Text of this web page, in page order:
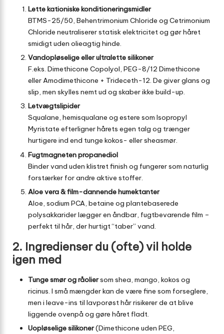
Lette kationiske konditioneringsmidler
BTMS-25/50, Behentrimonium Chloride og Cetrimonium
Chloride neutraliserer statisk elektricitet og gør håret
smidigt uden olieagtig hinde.
Vandopløselige eller ultralette silikoner
F.eks. Dimethicone Copolyol, PEG-8/12 Dimethicone
eller Amodimethicone + Trideceth-12. De giver glans og
slip, men skylles nemt ud og skaber ikke build-up.
Letvægtslipider
Squalane, hemisqualane og estere som Isopropyl
Myristate efterligner hårets egen talg og trænger
hurtigere ind end tunge kokos- eller sheasmør.
Fugtmagneten propanediol
Binder vand uden klistret finish og fungerer som naturlig
forstærker for andre aktive stoffer.
Aloe vera & film-dannende humektanter
Aloe, sodium PCA, betaine og plantebaserede
polysakkarider lægger en åndbar, fugtbevarende film –
perfekt til hår, der hurtigt “taber” vand.
2. Ingredienser du (ofte) vil holde
igen med
Tunge smør og råoliersom shea, mango, kokos og
ricinus. I små mængder kan de være fine som forseglere,
men i leave-ins til lavporøst hår risikerer de at blive
liggende ovenpå og gøre håret fladt.
Uopløselige silikoner(Dimethicone uden PEG,